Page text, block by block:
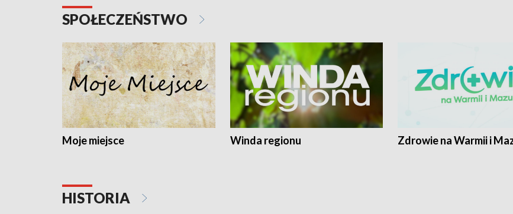
SPOŁECZEŃSTWO
Moje miejsce Winda regionu Zdrowie na Warmii i
HISTORIA